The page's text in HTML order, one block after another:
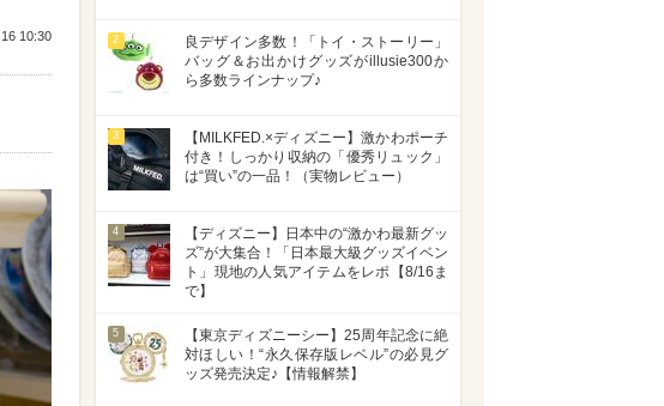
10:30 2
良デザイン多数！「トイ・ストーリー」
バッグ＆お出かけグッズがillusie300か
ら多数ラインナップ♪
3
【MILKFED.×ディズニー】激かわポーチ
付き！しっかり収納の「優秀リュック」
は“買い”の一品！（実物レビュー）
4
【ディズニー】日本中の“激かわ最新グッ
ズ”が大集合！「日本最大級グッズイベン
ト」現地の人気アイテムをレポ【8/16ま
で】
5
【東京ディズニーシー】25周年記念に絶
対ほしい！“永久保存版レベル”の必見グ
ッズ発売決定♪【情報解禁】